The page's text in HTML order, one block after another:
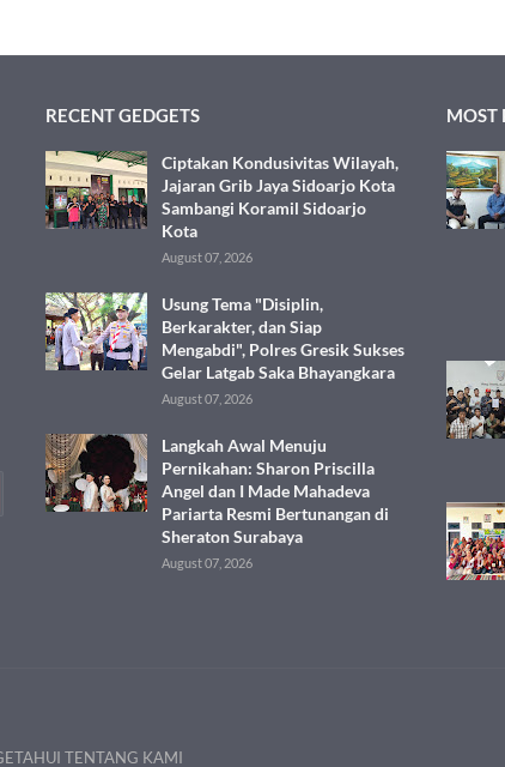
RECENT GEDGETS
Ciptakan Kondusivitas Wilayah,
Jajaran Grib Jaya Sidoarjo Kota
Sambangi Koramil Sidoarjo
Kota
August 07, 2026
Usung Tema "Disiplin,
Berkarakter, dan Siap
Mengabdi", Polres Gresik Sukses
Gelar Latgab Saka Bhayangkara
August 07, 2026
Langkah Awal Menuju
Pernikahan: Sharon Priscilla
Angel dan I Made Mahadeva
Pariarta Resmi Bertunangan di
Sheraton Surabaya
August 07, 2026
MOST
TENTANG KAMI